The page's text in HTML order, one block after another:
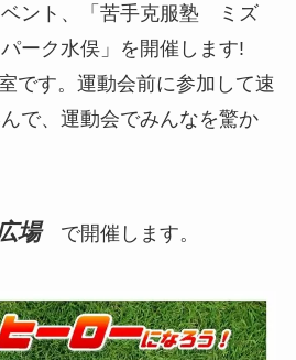
ント、「苦手克服塾 ミズ
ーク水俣」を開催します!
です。運動会前に参加して速
で、運動会でみんなを驚か
場で開催します。